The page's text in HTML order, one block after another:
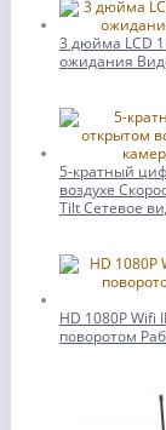
3 дюйма LCD
ожидания
5-кратный
воздухе
Tilt Сетевое
HD 1080P Wifi
поворотом